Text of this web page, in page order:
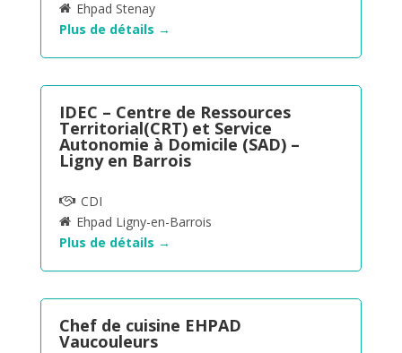
Ehpad Stenay
Plus de détails
IDEC – Centre de Ressources
Territorial(CRT) et Service
Autonomie à Domicile (SAD) –
Ligny en Barrois
CDI
Ehpad Ligny-en-Barrois
Plus de détails
Chef de cuisine EHPAD
Vaucouleurs